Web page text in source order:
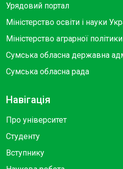
Урядовий портал
Міністерство освіти і науки
Міністерство аграрної
Сумська обласна державна
Сумська обласна рада
Навігація
Про університет
Студенту
Вступнику